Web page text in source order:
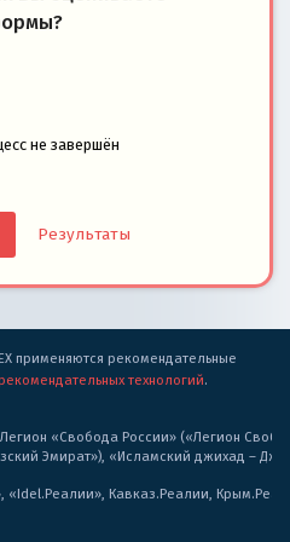
не завершён
Результаты
применяются рекомендательные
технологий.
«Свобода России» («Легион
Эмират»), «Исламский джихад –
«Idel.Реалии», Кавказ.Реалии,